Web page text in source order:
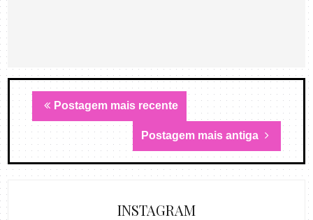
Postagem mais recente
Postagem mais antiga
INSTAGRAM